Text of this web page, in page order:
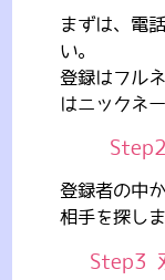
まずは、電
い。
登録はフル
はニックネ
登録者の中
相手を探しま
Step3